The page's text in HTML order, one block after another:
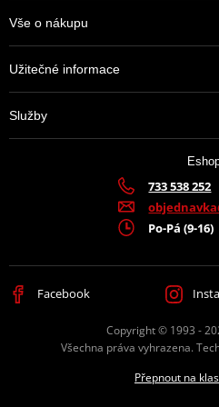
více zboží než všichni ostatní
materiály, jaké se používají. A mají
jakoukoli motorku či čtyřkolku.
D.I.D +
šedá
Vše o nákupu
Užitečné informace
Služby
733 538 252
Po-Pá (9-16)
Facebook
Copyright © 1993 -
Všechna práva vyhrazena.
Přepnout na